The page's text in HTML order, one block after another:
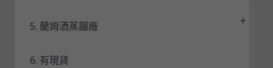
5. 蘭姆酒蒸餾廠
6. 有現貨